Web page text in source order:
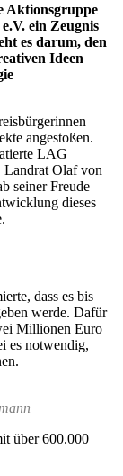
Aktionsgruppe
ein Zeugnis
es darum, den
Ideen
angestoßen.
LAG
Landrat Olaf von
seiner Freude
dieses
dass es bis
werde. Dafür
Millionen Euro
es notwendig,
über 600.000